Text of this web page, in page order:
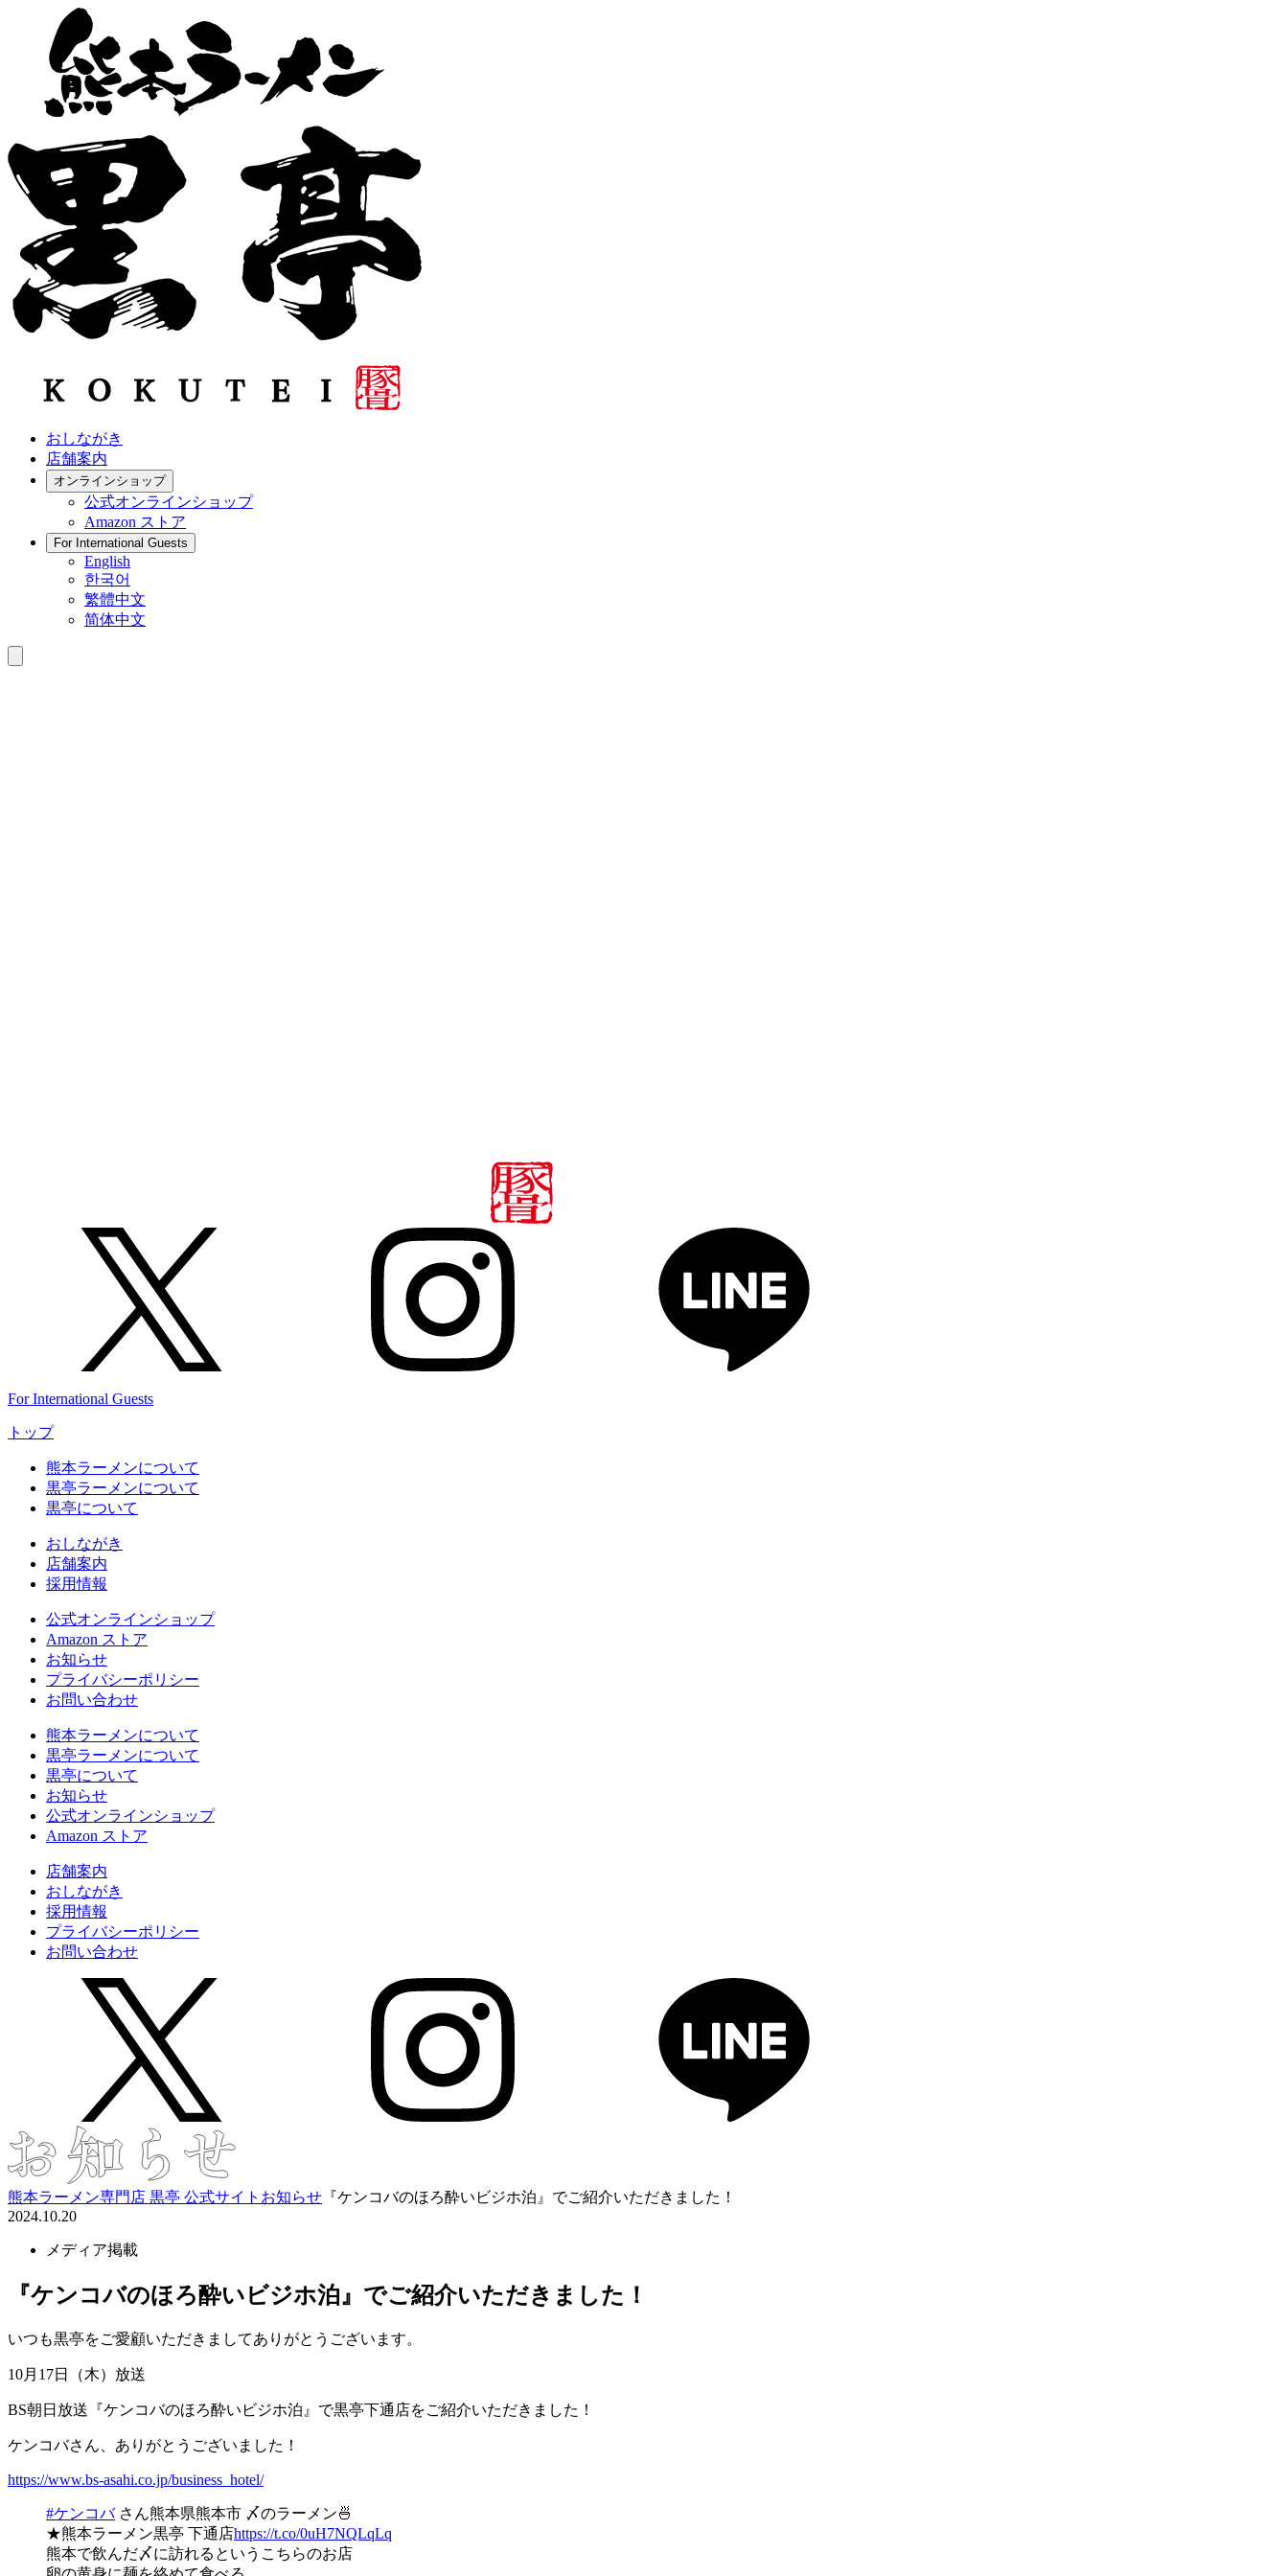
おしながき
店舗案内
オンラインショップ
公式オンラインショップ
Amazon ストア
For International Guests
English
한국어
繁體中文
简体中文
For International Guests
トップ
熊本ラーメンについて
黒亭ラーメンについて
黒亭について
おしながき
店舗案内
採用情報
公式オンラインショップ
Amazon ストア
お知らせ
プライバシーポリシー
お問い合わせ
熊本ラーメンについて
黒亭ラーメンについて
黒亭について
お知らせ
公式オンラインショップ
Amazon ストア
店舗案内
おしながき
採用情報
プライバシーポリシー
お問い合わせ
熊本ラーメン専門店 黒亭 公式サイト お知らせ 『ケンコバのほろ酔いビジホ泊』でご紹介いただきました！
2024.10.20
メディア掲載
『ケンコバのほろ酔いビジホ泊』でご紹介いただきました！
いつも黒亭をご愛顧いただきましてありがとうございます。
10月17日（木）放送
BS朝日放送『ケンコバのほろ酔いビジホ泊』で黒亭下通店をご紹介いただきました！
ケンコバさん、ありがとうございました！
https://www.bs-asahi.co.jp/business_hotel/
#ケンコバさん熊本県熊本市 〆のラーメン🍜
★熊本ラーメン黒亭 下通店https://t.co/0uH7NQLqLq
熊本で飲んだ〆に訪れるというこちらのお店